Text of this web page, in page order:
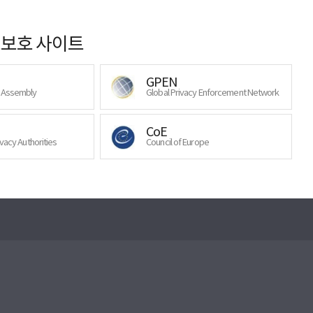
호 사이트
GPEN
Global Privacy Enforcement Network
Authorities
CoE
Council of Europe